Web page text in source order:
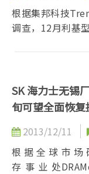
根据集邦科技
调查，12月利基
SK 海力士无锡
旬可望全面恢复
2013/12/11
根 据 全 球 市 场
存 事 业 处